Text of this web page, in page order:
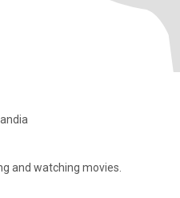
and watching movies.